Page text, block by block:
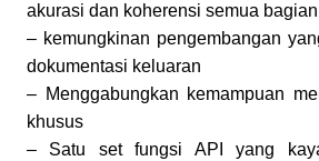
akurasi dan koherensi semua
– kemungkinan pengembangan
dokumentasi keluaran
– Menggabungkan kemampuan
khusus
– Satu set fungsi API yang